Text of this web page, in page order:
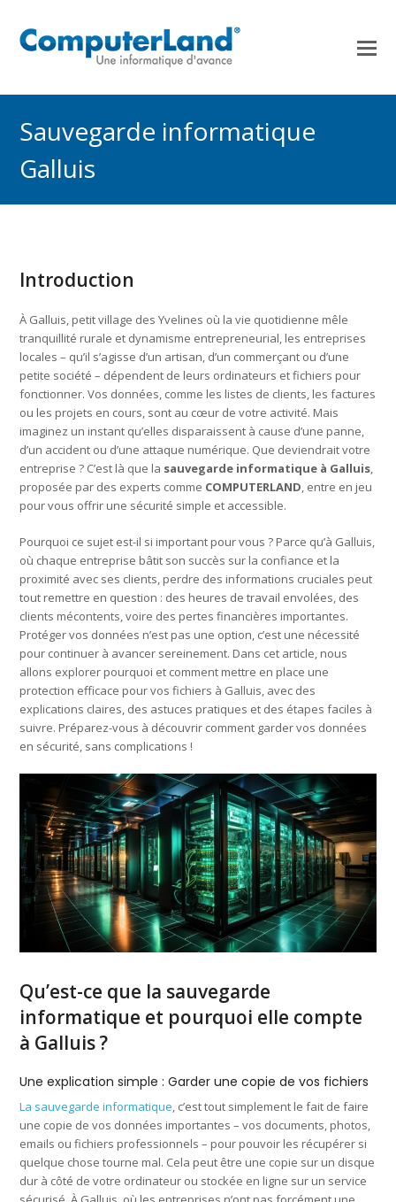
Sauvegarde informatique
Galluis
Introduction
À Galluis, petit village des Yvelines où la vie quotidienne mêle
tranquillité rurale et dynamisme entrepreneurial, les entreprises
locales – qu’il s’agisse d’un artisan, d’un commerçant ou d’une
petite société – dépendent de leurs ordinateurs et fichiers pour
fonctionner. Vos données, comme les listes de clients, les factures
ou les projets en cours, sont au cœur de votre activité. Mais
imaginez un instant qu’elles disparaissent à cause d’une panne,
d’un accident ou d’une attaque numérique. Que deviendrait votre
entreprise ? C’est là que la sauvegarde informatique à Galluis,
proposée par des experts comme COMPUTERLAND, entre en jeu
pour vous offrir une sécurité simple et accessible.
Pourquoi ce sujet est-il si important pour vous ? Parce qu’à Galluis,
où chaque entreprise bâtit son succès sur la confiance et la
proximité avec ses clients, perdre des informations cruciales peut
tout remettre en question : des heures de travail envolées, des
clients mécontents, voire des pertes financières importantes.
Protéger vos données n’est pas une option, c’est une nécessité
pour continuer à avancer sereinement. Dans cet article, nous
allons explorer pourquoi et comment mettre en place une
protection efficace pour vos fichiers à Galluis, avec des
explications claires, des astuces pratiques et des étapes faciles à
suivre. Préparez-vous à découvrir comment garder vos données
en sécurité, sans complications !
Qu’est-ce que la sauvegarde
informatique et pourquoi elle compte
à Galluis ?
Une explication simple : Garder une copie de vos fichiers
La sauvegarde informatique , c’est tout simplement le fait de faire
une copie de vos données importantes – vos documents, photos,
emails ou fichiers professionnels – pour pouvoir les récupérer si
quelque chose tourne mal. Cela peut être une copie sur un disque
dur à côté de votre ordinateur ou stockée en ligne sur un service